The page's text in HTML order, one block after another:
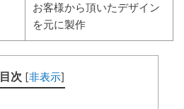
お客様から頂いたデザイン
を元に製作
目次 [非表示]